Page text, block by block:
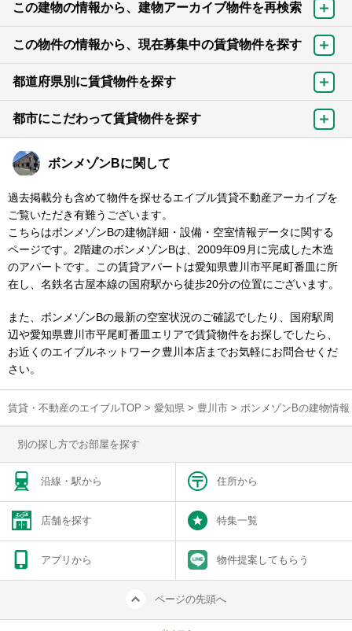
この建物の情報から、建物アーカイブ物件を再検索
この物件の情報から、現在募集中の賃貸物件を探す
都道府県別に賃貸物件を探す
都市にこだわって賃貸物件を探す
ボンメゾンBに関して
過去掲載分も含めて物件を探せるエイブル賃貸不動産アーカイブを
ご覧いただき有難うございます。
こちらはボンメゾンBの建物詳細・設備・空室情報データに関する
ページです。2階建のボンメゾンBは、2009年09月に完成した木造
のアパートです。この賃貸アパートは愛知県豊川市平尾町番皿に所
在し、名鉄名古屋本線の国府駅から徒歩20分の位置にございます。
また、ボンメゾンBの最新の空室状況のご確認でしたり、国府駅周
辺や愛知県豊川市平尾町番皿エリアで賃貸物件をお探しでしたら、
お近くのエイブルネットワーク豊川本店までお気軽にお問合せくだ
さい。
賃貸・不動産のエイブルTOP > 愛知県 > 豊川市 > ボンメゾンBの建物情
別の探し方でお部屋を探す
沿線・駅から 住所から
店舗を探す 特集一覧
アプリから 物件提案してもらう
ページの先頭へ